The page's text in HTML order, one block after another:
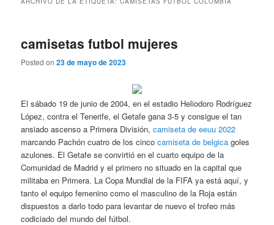
camisetas futbol mujeres
Posted on23 de mayo de 2023
El sábado 19 de junio de 2004, en el estadio Heliodoro Rodríguez
López, contra el Tenerife, el Getafe gana 3-5 y consigue el tan
ansiado ascenso a Primera División,camiseta de eeuu 2022
marcando Pachón cuatro de los cincocamiseta de belgica goles
azulones. El Getafe se convirtió en el cuarto equipo de la
Comunidad de Madrid y el primero no situado en la capital que
militaba en Primera. La Copa Mundial de la FIFA ya está aquí, y
tanto el equipo femenino como el masculino de la Roja están
dispuestos a darlo todo para levantar de nuevo el trofeo más
codiciado del mundo del fútbol.